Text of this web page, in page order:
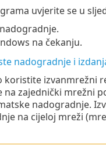
uvjerite se u
na čekanju.
nadogradnje i
izvanmrežni
zajednički mrežni
nadogradnje.
na cijeloj mreži